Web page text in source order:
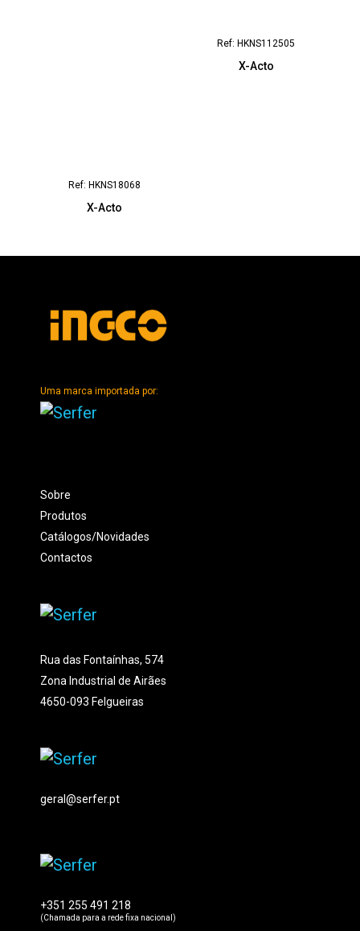
Ref: HKNS112505
X-Acto
Ref: HKNS18068
X-Acto
Uma marca importada por:
Sobre
Produtos
Catálogos/Novidades
Contactos
Rua das Fontaínhas, 574
Zona Industrial de Airães
4650-093 Felgueiras
geral@serfer.pt
+351 255 491 218
(Chamada para a rede fixa nacional)